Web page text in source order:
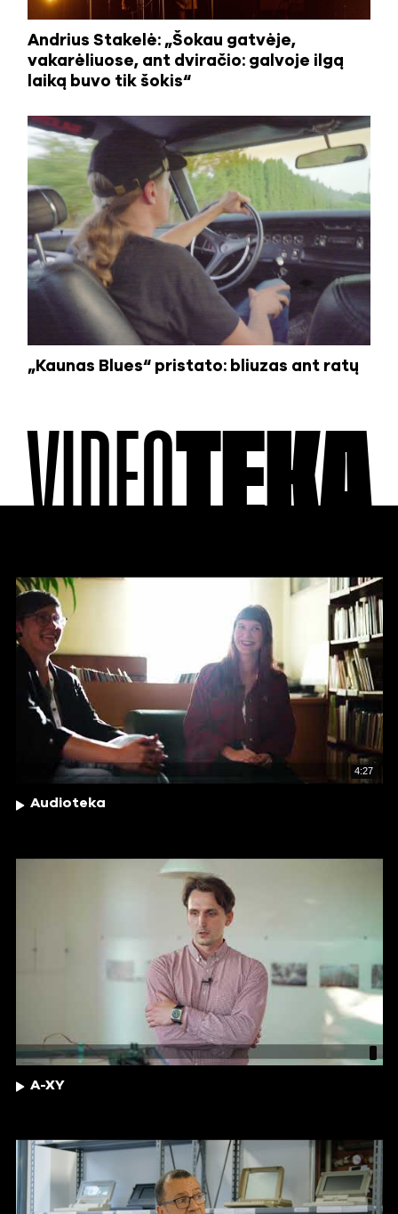
Andrius Stakelė: „Šokau gatvėje,
vakarėliuose, ant dviračio: galvoje ilgą
laiką buvo tik šokis“
„Kaunas Blues“ pristato: bliuzas ant ratų
VIDEOTEKA
4:27
Audioteka
A-XY